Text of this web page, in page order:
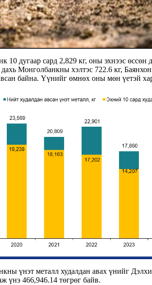
10 дугаар сард 2,829 кг, оны эхнээс
Монголбанкны хэлтэс 722.6 кг,
байна. Үүнийг өмнөх оны мөн үетэй
үнэт металл худалдан авах үнийг
үнэ 466,946.14 төгрөг байв.